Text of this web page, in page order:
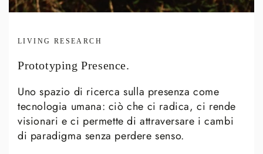
LIVING RESEARCH
Prototyping Presence.
Uno spazio di ricerca sulla presenza come
tecnologia umana: ciò che ci radica, ci rende
visionari e ci permette di attraversare i cambi
di paradigma senza perdere senso.